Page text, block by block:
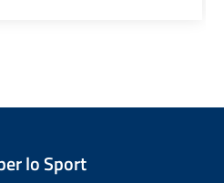
lo Sport